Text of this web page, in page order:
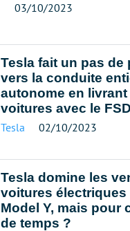
03/10/2023
Tesla fait un pas de
vers la conduite
autonome en livrant
voitures avec le FSD
Tesla 02/10/2023
Tesla domine les
voitures électriques
Model Y, mais pour
de temps ?